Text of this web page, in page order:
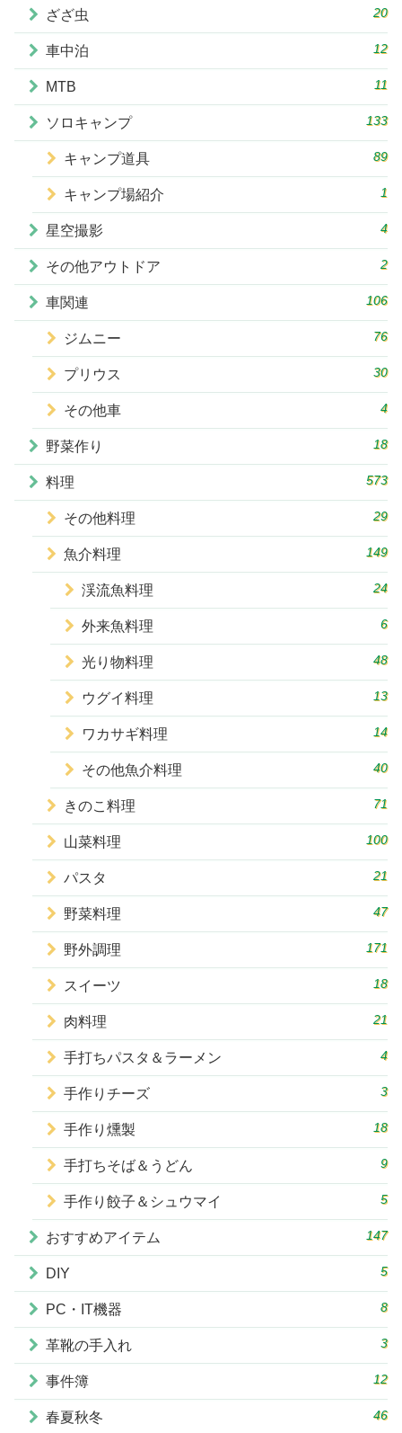
ざざ虫 20
車中泊 12
MTB 11
ソロキャンプ 133
キャンプ道具 89
キャンプ場紹介 1
星空撮影 4
その他アウトドア 2
車関連 106
ジムニー 76
プリウス 30
その他車 4
野菜作り 18
料理 573
その他料理 29
魚介料理 149
渓流魚料理 24
外来魚料理 6
光り物料理 48
ウグイ料理 13
ワカサギ料理 14
その他魚介料理 40
きのこ料理 71
山菜料理 100
パスタ 21
野菜料理 47
野外調理 171
スイーツ 18
肉料理 21
手打ちパスタ＆ラーメン 4
手作りチーズ 3
手作り燻製 18
手打ちそば＆うどん 9
手作り餃子＆シュウマイ 5
おすすめアイテム 147
DIY 5
PC・IT機器 8
革靴の手入れ 3
事件簿 12
春夏秋冬 46